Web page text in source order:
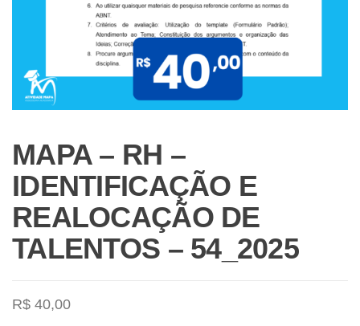
MAPA – RH –
IDENTIFICAÇÃO E
REALOCAÇÃO DE
TALENTOS – 54_2025
R$ 40,00